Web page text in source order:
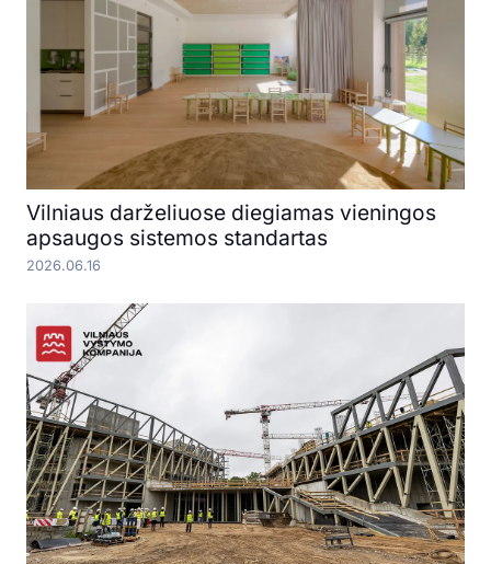
Vilniaus darželiuose diegiamas vieningos
apsaugos sistemos standartas
2026.06.16